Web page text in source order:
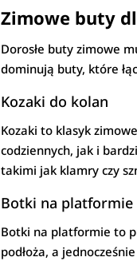
Zimowe buty
Dorosłe buty zimowe
dominują buty, które
Kozaki do kolan
Kozaki to klasyk
codziennych, jak i
takimi jak klamry czy
Botki na platformie
Botki na platformie to
podłoża, a